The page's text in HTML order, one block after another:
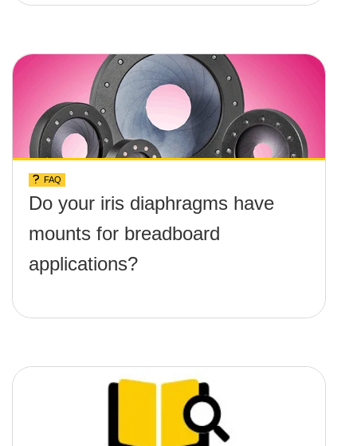
any screws protruding up
FAQ
Do your iris diaphragms have
mounts for breadboard
applications?